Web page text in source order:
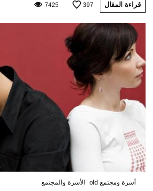
قراءة المقال 397
7425
أسرة ومجتمع old الأسرة والمجتمع